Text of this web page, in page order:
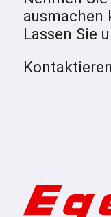
ausmachen
Lassen Sie